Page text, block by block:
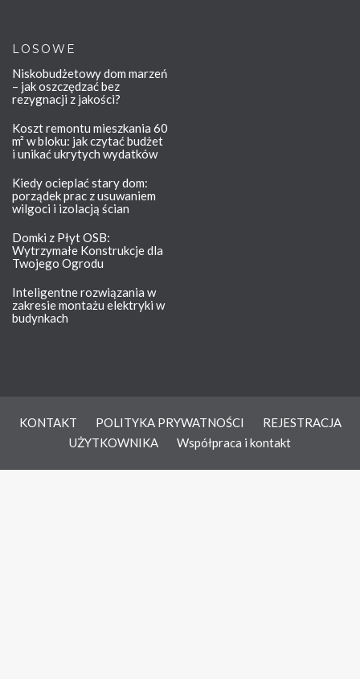
LOSOWE
Niskobudżetowy dom marzeń
– jak oszczędzać bez
rezygnacji z jakości?
Koszt remontu mieszkania 60
m² w bloku: jak czytać budżet
i unikać ukrytych wydatków
Kiedy ocieplać stary dom:
porządek prac z usuwaniem
wilgoci i izolacją ścian
Domki z Płyt OSB:
Wytrzymałe Konstrukcje dla
Twojego Ogrodu
Inteligentne rozwiązania w
zakresie montażu elektryki w
budynkach
KONTAKT POLITYKA PRYWATNOŚCI
REJESTRACJA
UŻYTKOWNIKA
Współpraca i kontakt